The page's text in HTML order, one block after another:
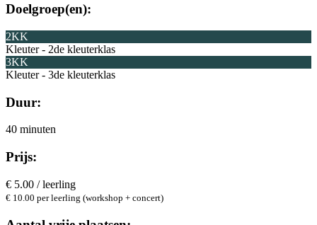
Doelgroep(en):
2KK
Kleuter - 2de kleuterklas
3KK
Kleuter - 3de kleuterklas
Duur:
40 minuten
Prijs:
€ 5.00 / leerling
€ 10.00 per leerling (workshop + concert)